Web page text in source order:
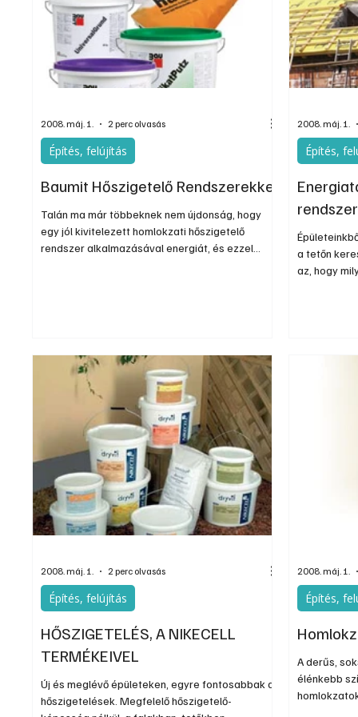
Baumit Hőszigetelő Rendszerekkel
Talán ma már többeknek nem újdonság, hogy
egy jól kivitelezett homlokzati hőszigetelő
rendszer alkalmazásával energiát, és ezzel
Építés, felújítás
2008. máj. 1. 2 perc olvasás
rendszer
a tetőn
az, hogy
Építés,
2008. máj. 1.
HŐSZIGETELÉS, A NIKECELL
TERMÉKEIVEL
Új és meglévő épületeken, egyre fontosabbak a
hőszigetelések. Megfelelő hőszigetelő-
Építés, felújítás
2008. máj. 1. 2 perc olvasás
A derűs,
élénkebb
Építés,
2008. máj. 1.